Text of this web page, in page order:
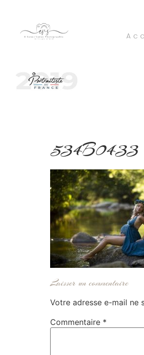
534B0433
Laisser un commentaire
Votre adresse e-mail ne
Commentaire *